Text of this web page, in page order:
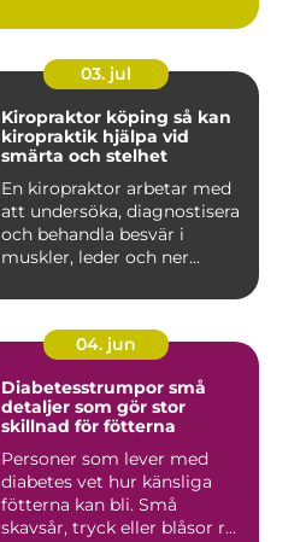
03. jul
Kiropraktor köping så kan
kiropraktik hjälpa vid
smärta och stelhet
En kiropraktor arbetar med
att undersöka, diagnostisera
och behandla besvär i
muskler, leder och ner...
04. jun
Diabetesstrumpor små
detaljer som gör stor
skillnad för fötterna
Personer som lever med
diabetes vet hur känsliga
fötterna kan bli. Små
skavsår, tryck eller blåsor r...